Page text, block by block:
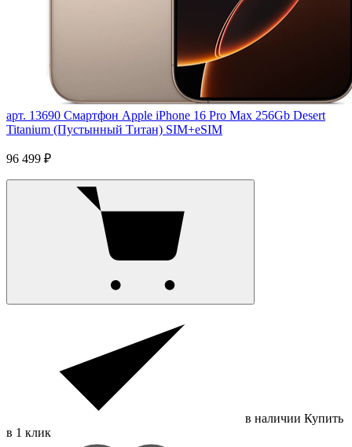
арт. 13690 Смартфон Apple iPhone 16 Pro Max 256Gb Desert
Titanium (Пустынный Титан) SIM+eSIM
96 499 ₽
в наличии Купить
в 1 клик